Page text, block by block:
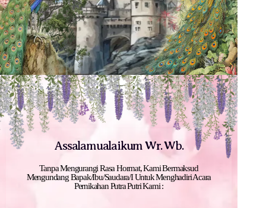
Assalamualaikum Wr. Wb.
Tanpa Mengurangi Rasa Hormat, Kami Bermaksud
Mengundang Bapak/Ibu/Saudara/I Untuk Menghadiri Acara
Pernikahan Putra Putri Kami :